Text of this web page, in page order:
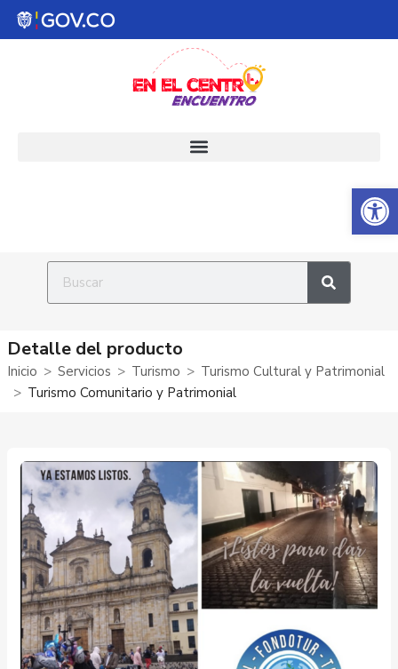
Abrir
Detalle del producto
Inicio Servicios Turismo
Turismo Cultural y Patrimonial
Turismo Comunitario y Patrimonial